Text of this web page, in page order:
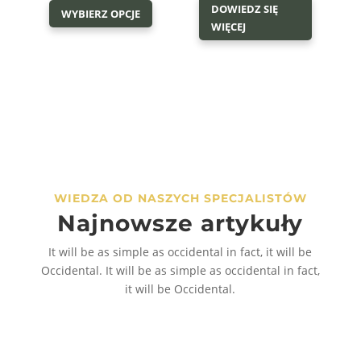
WYBIERZ OPCJE
produktu
DOWIEDZ SIĘ
WIĘCEJ
WIEDZA OD NASZYCH SPECJALISTÓW
Najnowsze artykuły
It will be as simple as occidental in fact, it will be
Occidental. It will be as simple as occidental in fact,
it will be Occidental.